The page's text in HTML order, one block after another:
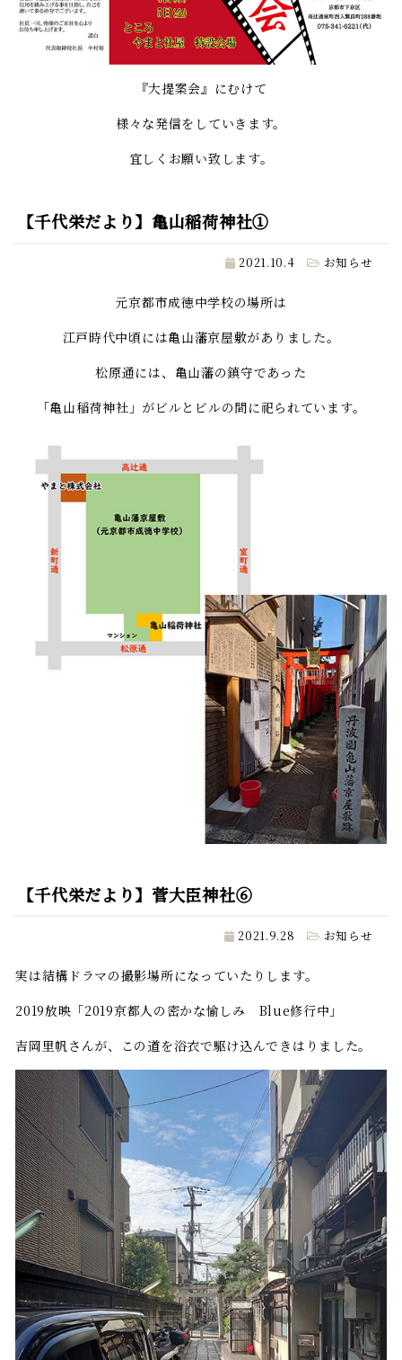
『大提案会』にむけて
様々な発信をしていきます。
宜しくお願い致します。
【千代栄だより】亀山稲荷神社①
2021.10.4 お知らせ
元京都市成徳中学校の場所は
江戸時代中頃には亀山藩京屋敷がありました。
松原通には、亀山藩の鎮守であった
「亀山稲荷神社」がビルとビルの間に祀られています。
【千代栄だより】菅大臣神社⑥
2021.9.28 お知らせ
実は結構ドラマの撮影場所になっていたりします。
2019放映「2019京都人の密かな愉しみ Blue修行中」
吉岡里帆さんが、この道を浴衣で駆け込んできはりました。